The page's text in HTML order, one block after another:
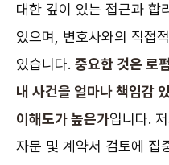
대한 깊이 있는 접근과 합
있으며, 변호사와의 직접
있습니다. 중요한 것은 로
내 사건을 얼마나 책임감
이해도가 높은가입니다.
자문 및 계약서 검토에 집